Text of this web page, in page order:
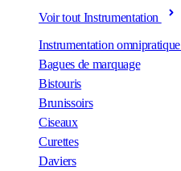
Voir tout Instrumentation
Instrumentation omnipratique
Bagues de marquage
Bistouris
Brunissoirs
Ciseaux
Curettes
Daviers